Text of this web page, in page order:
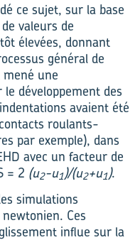
ce sujet, sur la base
valeurs de
élevées, donnant
général de
une
développement des
avaient été
roulants-
par exemple), dans
avec un facteur de
= 2 (u2-u1)/(u2+u1).
simulations
Ces
influe sur la